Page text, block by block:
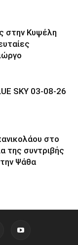
στην Κυψέλη
SKY 03-08-26
στο
της συντριβής
Ψάθα